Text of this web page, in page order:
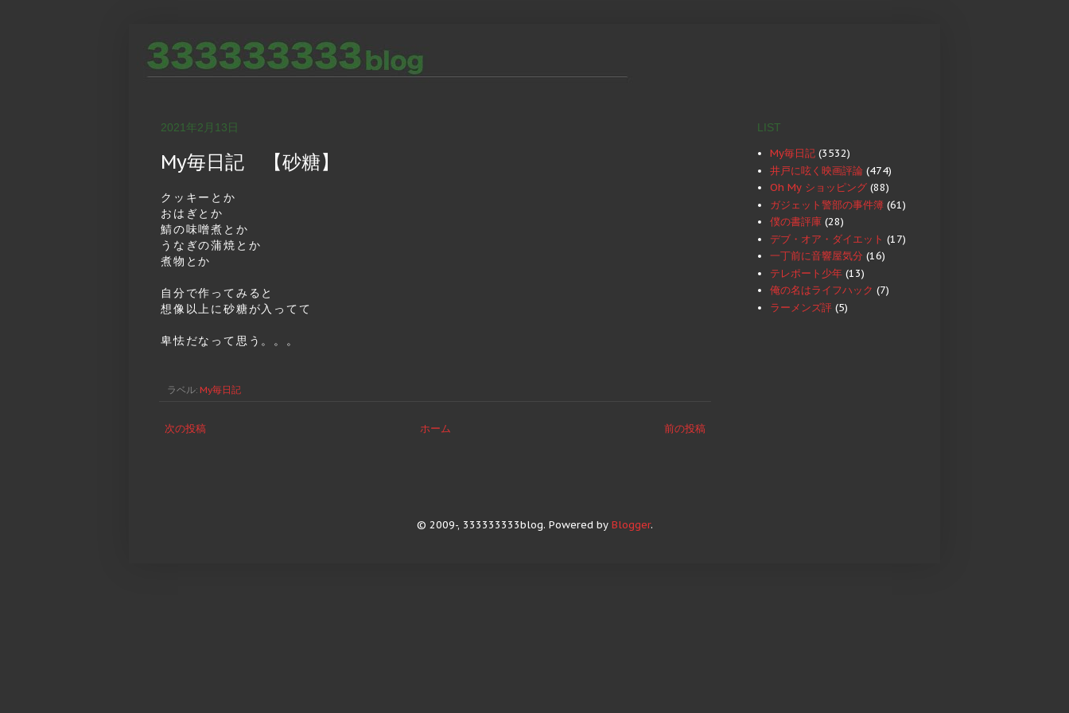
2021年2月13日
My毎日記 【砂糖】
クッキーとか
おはぎとか
鯖の味噌煮とか
うなぎの蒲焼とか
煮物とか
自分で作ってみると
想像以上に砂糖が入ってて
卑怯だなって思う。。。
ラベル: My毎日記
次の投稿 前の投稿
ホーム
LIST
My毎日記 (3532)
井戸に呟く映画評論 (474)
Oh My ショッピング (88)
ガジェット警部の事件簿 (61)
僕の書評庫 (28)
デブ・オア・ダイエット (17)
一丁前に音響屋気分 (16)
テレポート少年 (13)
俺の名はライフハック (7)
ラーメンズ評 (5)
© 2009-, 333333333blog. Powered by Blogger.